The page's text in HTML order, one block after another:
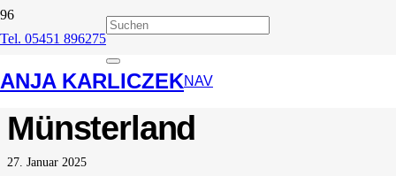
Tel. 05451 896275
ANJA KARLICZEKNAV
Kanzlerkandidat
Friedrich Merz im
Münsterland
27. Januar 2025